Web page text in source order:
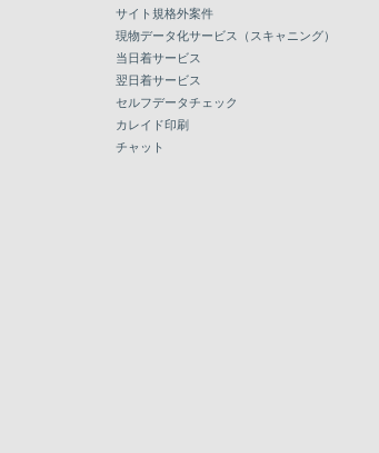
サイト規格外案件
現物データ化サービス（スキャニング）
当日着サービス
翌日着サービス
セルフデータチェック
カレイド印刷
チャット